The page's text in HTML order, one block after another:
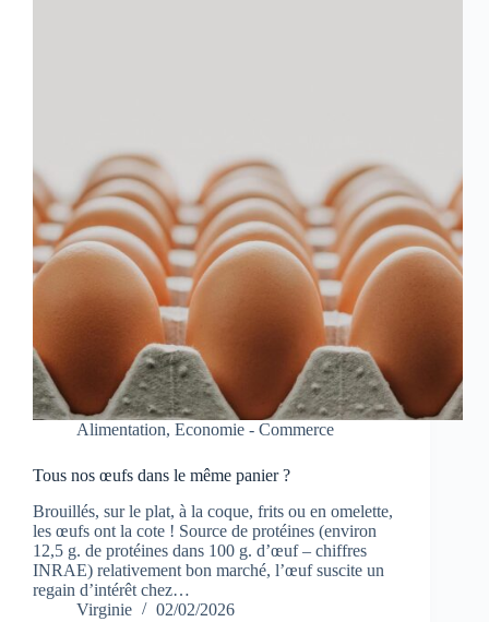
Alimentation, Economie - Commerce
Tous nos œufs dans le même panier ?
Brouillés, sur le plat, à la coque, frits ou en omelette,
les œufs ont la cote ! Source de protéines (environ
12,5 g. de protéines dans 100 g. d’œuf – chiffres
INRAE) relativement bon marché, l’œuf suscite un
regain d’intérêt chez…
Virginie
02/02/2026